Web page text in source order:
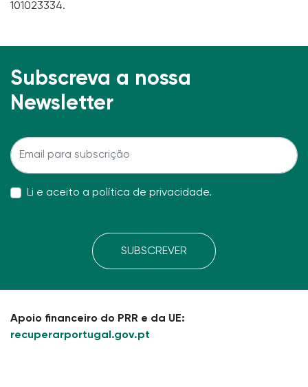
101023334.
Subscreva a nossa
Newsletter
Li e aceito a política de privacidade.
SUBSCREVER
Apoio financeiro do PRR e da UE:
recuperarportugal.gov.pt